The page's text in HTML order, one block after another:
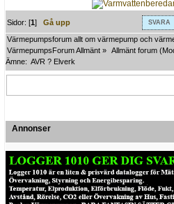
SVARA
Sidor: [1]Gå upp
Värmepumpsforum allt om värmepump och
VärmepumpsForum Allmänt » Allmänt forum
Ämne: AVR ? Elverk
Annonser